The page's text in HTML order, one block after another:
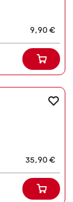
9,90 €
35,90 €